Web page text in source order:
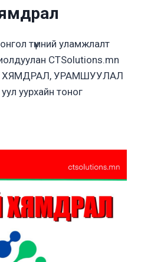
түмний уламжлалт
CTSolutions.mn
ХЯМДРАЛ, УРАМШУУЛАЛ
уурхайн тоног